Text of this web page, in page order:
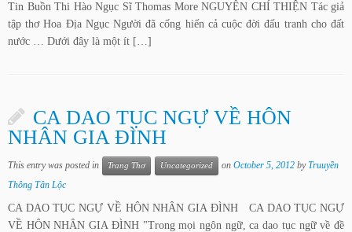
Tin Buồn Thi Hào Ngục Sĩ Thomas More NGUYỄN CHÍ THIỆN Tác giả
tập thơ Hoa Ðịa Ngục Người đã cống hiến cả cuộc đời đấu tranh cho đất
nước … Dưới đây là một ít […]
CA DAO TỤC NGỰ VỀ HÔN
NHÂN GIA ĐÌNH
This entry was posted in Trang Thơ Uncategorized on October 5, 2012 byTruuyền
Thông Tân Lộc
CA DAO TỤC NGỰ VỀ HÔN NHÂN GIA ĐÌNH CA DAO TỤC NGỰ
VỀ HÔN NHÂN GIA ĐÌNH "Trong mọi ngôn ngữ, ca dao tục ngữ về đề